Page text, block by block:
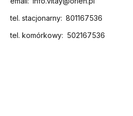
tel. stacjonarny: 801167536
tel. komórkowy: 502167536